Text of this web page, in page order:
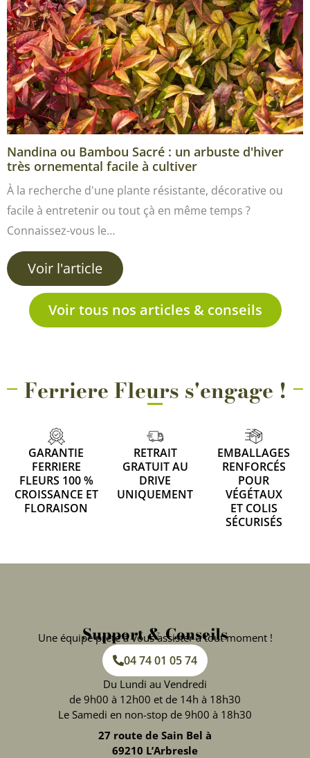
Nandina ou Bambou Sacré : un arbuste d'hiver
très ornemental facile à cultiver
À la recherche d'une plante résistante, décorative ou
facile à entretenir ou tout çà en même temps ?
Connaissez-vous le…
Voir l'article
Voir tous nos articles & conseils
Ferriere Fleurs s'engage !
GARANTIE
FERRIERE
FLEURS 100 %
CROISSANCE ET
FLORAISON
RETRAIT
GRATUIT AU
DRIVE
UNIQUEMENT
EMBALLAGES
RENFORCÉS
POUR
VÉGÉTAUX
ET COLIS
SÉCURISÉS
Support & Conseils
Une équipe prête à vous assister à tout moment !
04 74 01 05 74
Du Lundi au Vendredi
de 9h00 à 12h00 et de 14h à 18h30
Le Samedi en non-stop de 9h00 à 18h30
27 route de Sain Bel à
69210 L’Arbresle